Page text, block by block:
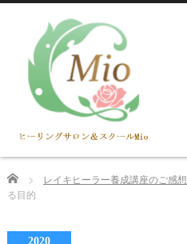
Home レイキヒーラー養成講座のご感想
る目的
2020